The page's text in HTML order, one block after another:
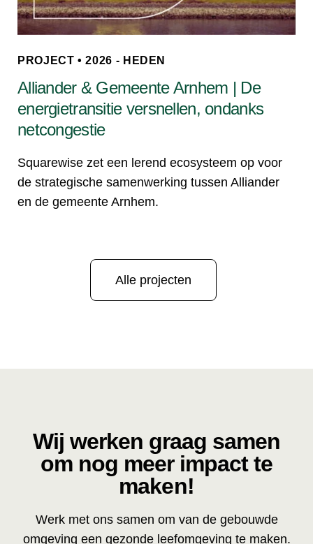
PROJECT • 2026 - HEDEN
Alliander & Gemeente Arnhem | De
energietransitie versnellen, ondanks
netcongestie
Squarewise zet een lerend ecosysteem op voor
de strategische samenwerking tussen Alliander
en de gemeente Arnhem.
Alle projecten
Wij werken graag samen
om nog meer impact te
maken!
Werk met ons samen om van de gebouwde
omgeving een gezonde leefomgeving te maken.